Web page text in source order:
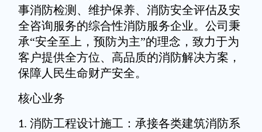
事消防检测、维护保养、消防安全评估及安
全咨询服务的综合性消防服务企业。公司秉
承“安全至上，预防为主”的理念，致力于为
客户提供全方位、高品质的消防解决方案，
保障人民生命财产安全。
核心业务
1.消防工程设计施工：承接各类建筑消防系